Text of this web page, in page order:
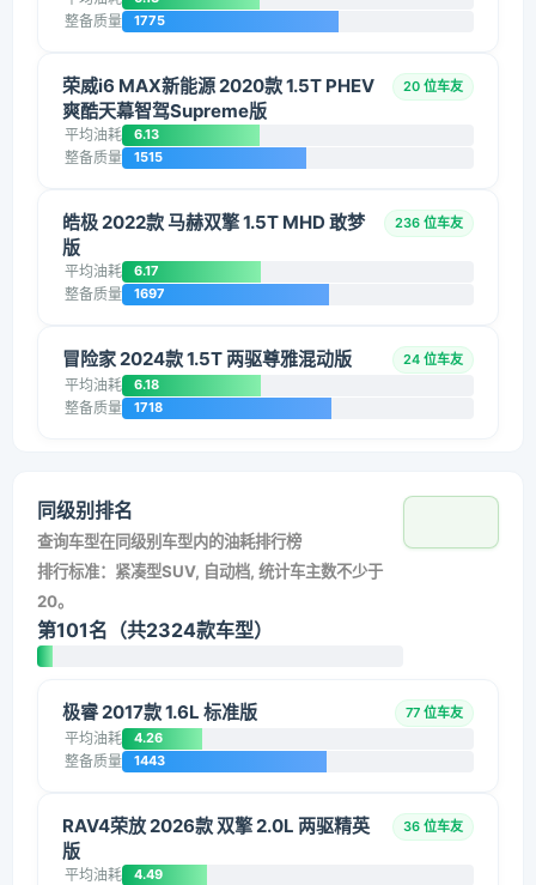
整备质量 1775
荣威i6 MAX新能源 2020款 1.5T PHEV
爽酷天幕智驾Supreme版
20 位车友
平均油耗 6.13
整备质量 1515
皓极 2022款 马赫双擎 1.5T MHD 敢梦
版
236 位车友
平均油耗 6.17
整备质量 1697
冒险家 2024款 1.5T 两驱尊雅混动版 24 位车友
平均油耗 6.18
整备质量 1718
同级别排名
查询车型在同级别车型内的油耗排行榜
排行标准：紧凑型SUV, 自动档, 统计车主数不少于
20。
第101名（共2324款车型）
极睿 2017款 1.6L 标准版 77 位车友
平均油耗 4.26
整备质量 1443
RAV4荣放 2026款 双擎 2.0L 两驱精英
版
36 位车友
平均油耗 4.49